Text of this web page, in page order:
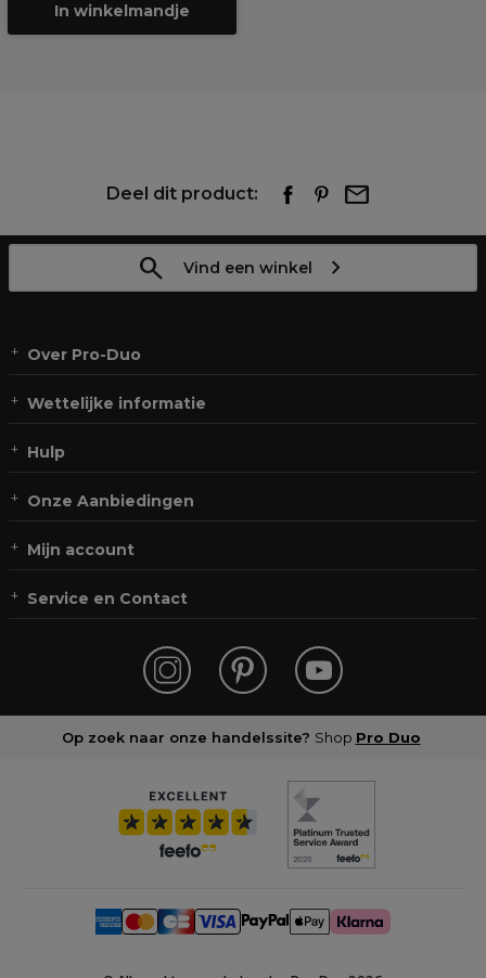
In winkelmandje
Deel dit product:
Vind een winkel
Over Pro-Duo
Wettelijke informatie
Hulp
Onze Aanbiedingen
Mijn account
Service en Contact
Op zoek naar onze handelssite? Shop Pro Duo